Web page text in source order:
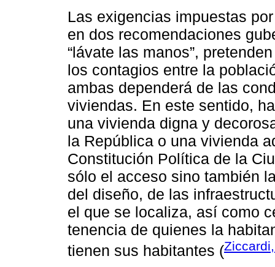
Las exigencias impuestas
en dos recomendaciones
“lávate las manos”,
los contagios entre la
ambas dependerá de las
viviendas. En este sentido,
una vivienda digna y
la República o una vivienda
Constitución Política de la
sólo el acceso sino también
del diseño, de las
el que se localiza, así como
tenencia de quienes la
tienen sus habitantes (